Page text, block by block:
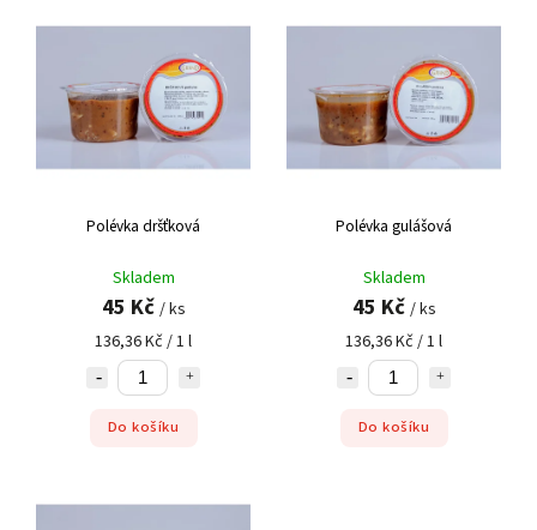
Nejprodávanější
Abecedně
Polévka dršťková
Skladem
45 Kč / ks
136,36 Kč / 1 l
Do košíku
Polévka gulášová
Skladem
45 Kč / ks
136,36 Kč / 1 l
Do košíku